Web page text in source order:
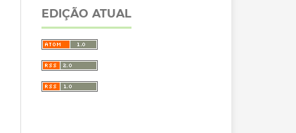
EDIÇÃO ATUAL